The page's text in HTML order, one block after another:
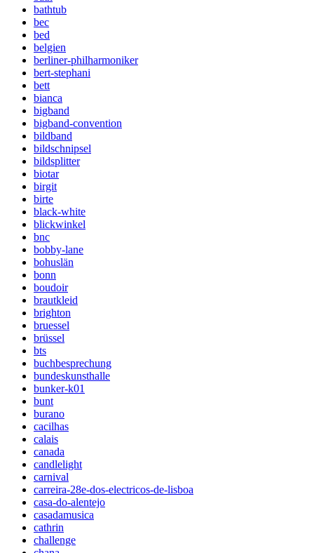
bathtub
bec
bed
belgien
berliner-philharmoniker
bert-stephani
bett
bianca
bigband
bigband-convention
bildband
bildschnipsel
bildsplitter
biotar
birgit
birte
black-white
blickwinkel
bnc
bobby-lane
bohuslän
bonn
boudoir
brautkleid
brighton
bruessel
brüssel
bts
buchbesprechung
bundeskunsthalle
bunker-k01
bunt
burano
cacilhas
calais
canada
candlelight
carnival
carreira-28e-dos-electricos-de-lisboa
casa-do-alentejo
casadamusica
cathrin
challenge